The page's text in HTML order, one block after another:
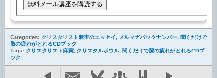
Categories: クリスタリスト麻実のエッセイ, メルマガバックナンバー, 聞くだけで
脳の疲れがとれるCDブック
Tags: クリスタリスト麻実, クリスタルボウル, 聞くだけで脳の疲れがとれるCDブ
ック